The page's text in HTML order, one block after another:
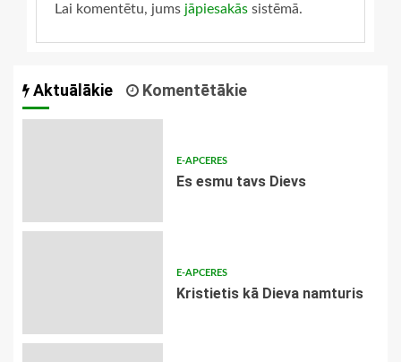
Lai komentētu, jums jāpiesakās sistēmā.
Aktuālākie Komentētākie
E-APCERES
Es esmu tavs Dievs
E-APCERES
Kristietis kā Dieva namturis